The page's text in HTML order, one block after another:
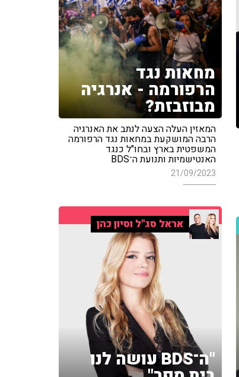
מחאות נגד
הרפורמה - אנרגיה
מבוזבזת?
המאזין העלה הצעה לנתב את האנרגיה
הרבה המושקעת במחאות נגד הרפורמה
המשפטית בארץ ובחו"ל כנגד
האנטישמיות ותנועת ה־BDS
21/09/2023
אראל סג"ל וסיון כהן
"ה־BDS עושה לנו